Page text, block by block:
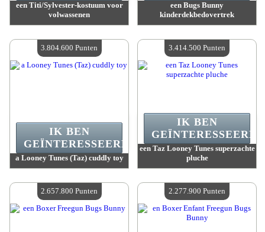
een Titi/Sylvester-kostuum voor
volwassenen
Beschikbare hoeveelheid :4
een Bugs Bunny
kinderdekbedovertrek
Beschikbare hoeveelheid :4
a Looney Tunes (Taz) cuddly toy
Beschikbare hoeveelheid :4
IK BEN
GEÏNTERESSEERD.
3.804.600 Punten
een Taz Looney Tunes superzachte
pluche
Beschikbare hoeveelheid :4
IK BEN
GEÏNTERESSEERD.
3.414.500 Punten
2.657.800 Punten 2.277.900 Punten